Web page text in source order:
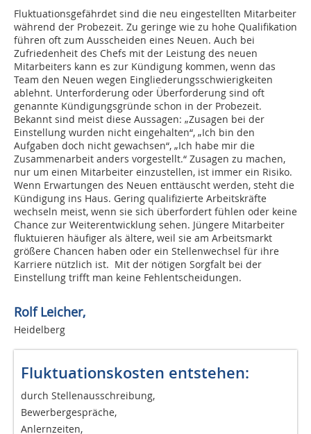
Fluktuationsgefährdet sind die neu eingestellten Mitarbeiter
während der Probezeit. Zu geringe wie zu hohe Qualifikation
führen oft zum Ausscheiden eines Neuen. Auch bei
Zufriedenheit des Chefs mit der Leistung des neuen
Mitarbeiters kann es zur Kündigung kommen, wenn das
Team den Neuen wegen Eingliederungsschwierigkeiten
ablehnt. Unterforderung oder Überforderung sind oft
genannte Kündigungsgründe schon in der Probezeit.
Bekannt sind meist diese Aussagen: „Zusagen bei der
Einstellung wurden nicht eingehalten“, „Ich bin den
Aufgaben doch nicht gewachsen“, „Ich habe mir die
Zusammenarbeit anders vorgestellt.“ Zusagen zu machen,
nur um einen Mitarbeiter einzustellen, ist immer ein Risiko.
Wenn Erwartungen des Neuen enttäuscht werden, steht die
Kündigung ins Haus. Gering qualifizierte Arbeitskräfte
wechseln meist, wenn sie sich überfordert fühlen oder keine
Chance zur Weiterentwicklung sehen. Jüngere Mitarbeiter
fluktuieren häufiger als ältere, weil sie am Arbeitsmarkt
größere Chancen haben oder ein Stellenwechsel für ihre
Karriere nützlich ist. Mit der nötigen Sorgfalt bei der
Einstellung trifft man keine Fehlentscheidungen.
Rolf Leicher,
Heidelberg
Fluktuationskosten entstehen:
durch Stellenausschreibung,
Bewerbergespräche,
Anlernzeiten,